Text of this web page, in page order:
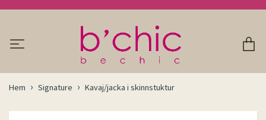
Hem Signature Kavaj/jacka i skinnstuktur